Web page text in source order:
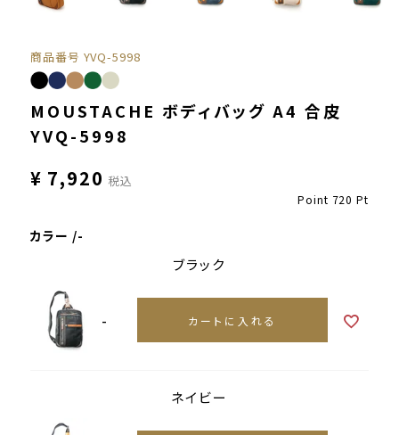
商品番号 YVQ-5998
MOUSTACHE ボディバッグ A4 合皮
YVQ-5998
¥ 7,920 税込
Point 720 Pt
カラー -
ブラック
- カートに入れる
ネイビー